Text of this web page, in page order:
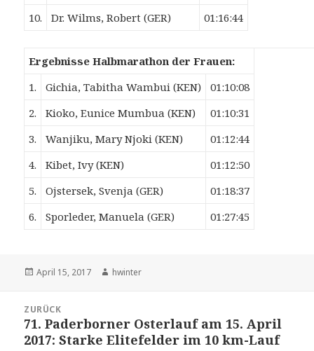
10.
Dr. Wilms, Robert (GER) 01:16:44
Ergebnisse Halbmarathon der Frauen:
1.
Gichia, Tabitha Wambui (KEN)
01:10:08
2.
Kioko, Eunice Mumbua (KEN)
01:10:31
3.
Wanjiku, Mary Njoki (KEN)
01:12:44
4.
Kibet, Ivy (KEN)
01:12:50
5.
Ojstersek, Svenja (GER)
01:18:37
6.
Sporleder, Manuela (GER) 01:27:45
Veröffentlicht
April 15, 2017 Autor
hwinter
Navigation
ZURÜCK
Vorheriger
Beitrag:
71. Paderborner Osterlauf am 15. April
2017: Starke Elitefelder im 10 km-Lauf